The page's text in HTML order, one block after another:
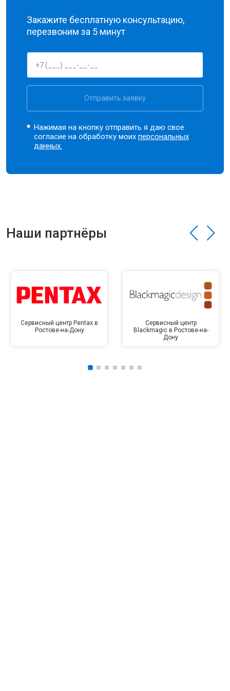
Закажите бесплатную консультацию,
перезвоним за 5 минут
Отправить заявку
Нажимая на кнопку отправить я даю свое
согласие на обработку моихперсональных
данных.
Наши партнёры
Сервисный центр Pentax в
Ростове-на-Дону
Сервисный центр
Blackmagic в Ростове-на-
Дону